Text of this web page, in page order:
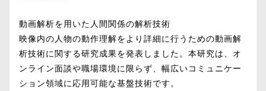
動画解析を用いた人間関係の解析技術
映像内の人物の動作理解をより詳細に行うための動画解
析技術に関する研究成果を発表しました。本研究は、オ
ンライン面談や職場環境に限らず、幅広いコミュニケー
ション領域に応用可能な基盤技術です。